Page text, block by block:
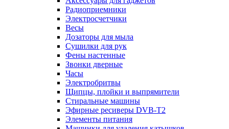
Радиоприемники
Электросчетчики
Весы
Дозаторы для мыла
Сушилки для рук
Фены настенные
Звонки дверные
Часы
Электробритвы
Щипцы, плойки и выпрямители
Стиральные машины
Эфирные ресиверы DVB-T2
Элементы питания